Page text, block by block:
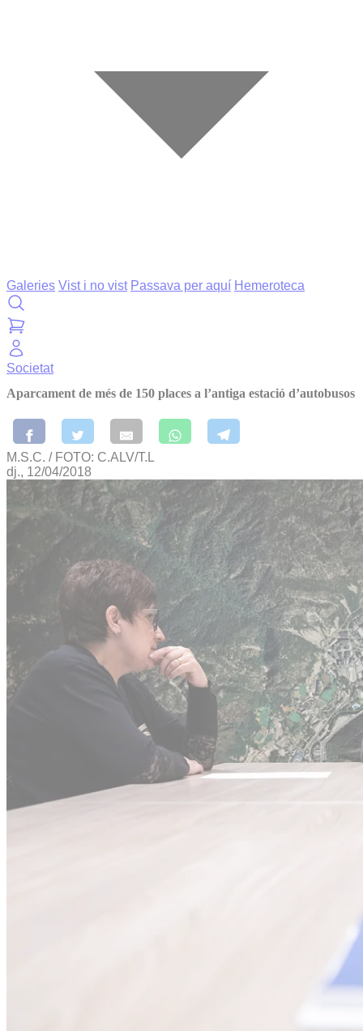
Galeries Vist i no vist Passava per aquí Hemeroteca
Societat
Aparcament de més de 150 places a l’antiga estació d’autobusos
M.S.C. / FOTO: C.ALV/T.L
dj., 12/04/2018